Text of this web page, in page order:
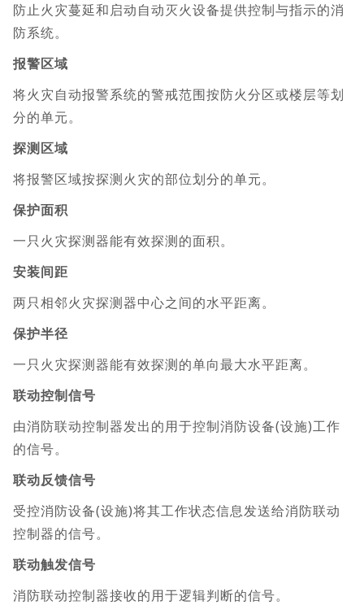
防止火灾蔓延和启动自动灭火设备提供控制与指示的消
防系统。
报警区域
将火灾自动报警系统的警戒范围按防火分区或楼层等划
分的单元。
探测区域
将报警区域按探测火灾的部位划分的单元。
保护面积
一只火灾探测器能有效探测的面积。
安装间距
两只相邻火灾探测器中心之间的水平距离。
保护半径
一只火灾探测器能有效探测的单向最大水平距离。
联动控制信号
由消防联动控制器发出的用于控制消防设备(设施)工作
的信号。
联动反馈信号
受控消防设备(设施)将其工作状态信息发送给消防联动
控制器的信号。
联动触发信号
消防联动控制器接收的用于逻辑判断的信号。